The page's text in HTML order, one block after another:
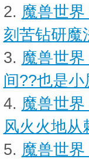
2. 魔兽世
刻苦钻研魔
3. 魔兽世
间??也是小
4. 魔兽世
风火火地从
5. 魔兽世